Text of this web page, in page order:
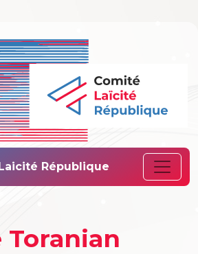
Laïcité
République
Toranian